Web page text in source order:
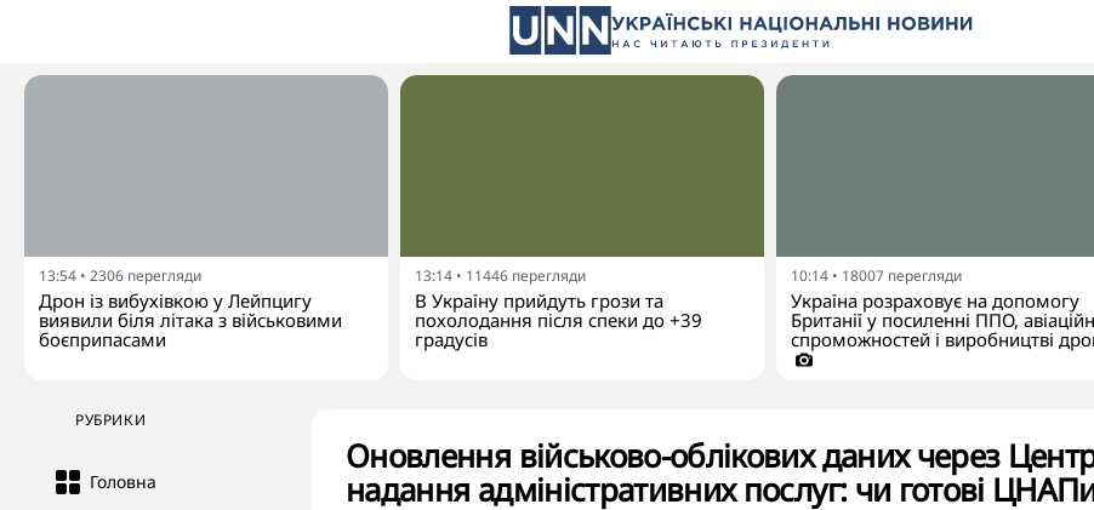
13:54 • 2306 перегляди
Дрон із вибухівкою у Лейпцигу
виявили біля літака з військовими
боєприпасами
13:14 • 11446 перегляди
В Україну прийдуть грози та
похолодання після спеки до +39
градусів
10:14 • 18007 перегляди
Україна розраховує на допомогу
Британії у посиленні ППО,
спроможностей і виробництві
РУБРИКИ
Головна
Оновлення військово-облікових даних через
надання адміністративних послуг: чи готові